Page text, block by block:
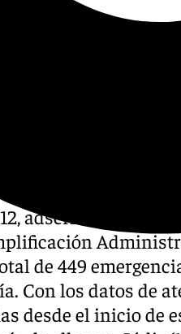
adscrita a la
de 449
Con los datos de
desde el inicio de